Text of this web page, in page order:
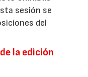
sesión se
del
la edición